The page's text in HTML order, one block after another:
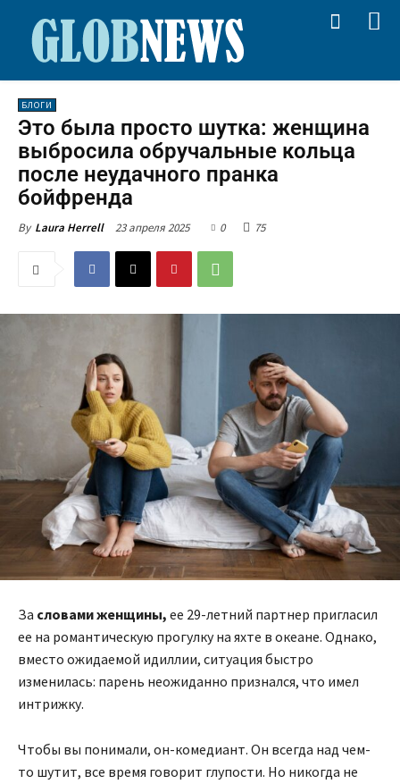
БЛОГИ
Это была просто шутка: женщина
выбросила обручальные кольца
после неудачного пранка
бойфренда
By Laura Herrell 23 апреля 2025 0 75
За словами женщины, ее 29-летний партнер пригласил
ее на романтическую прогулку на яхте в океане. Однако,
вместо ожидаемой идиллии, ситуация быстро
изменилась: парень неожиданно признался, что имел
интрижку.
Чтобы вы понимали, он-комедиант. Он всегда над чем-
то шутит, все время говорит глупости. Но никогда не